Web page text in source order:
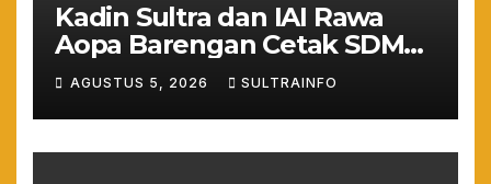
Kadin Sultra dan IAI Rawa
Aopa Barengan Cetak SDM
Siap Kerja dan Wirausaha
Muda
AGUSTUS 5, 2026 SULTRAINFO